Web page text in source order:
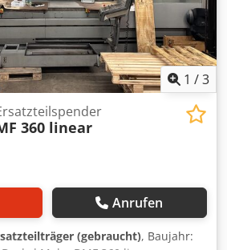
1 /3
360 linear
Anrufen
(gebraucht), Baujahr: